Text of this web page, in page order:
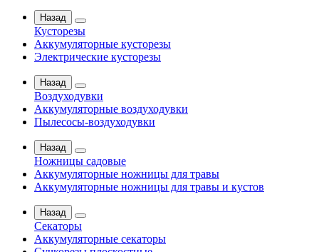
Назад
Кусторезы
Аккумуляторные кусторезы
Электрические кусторезы
Назад
Воздуходувки
Аккумуляторные воздуходувки
Пылесосы-воздуходувки
Назад
Ножницы садовые
Аккумуляторные ножницы для травы
Аккумуляторные ножницы для травы и кустов
Назад
Секаторы
Аккумуляторные секаторы